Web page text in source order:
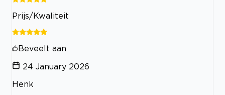
Prijs/Kwaliteit
Beveelt aan
24 January 2026
Henk